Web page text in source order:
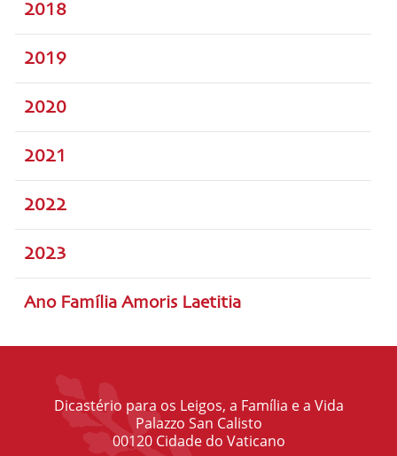
2018
2019
2020
2021
2022
2023
Ano Família Amoris Laetitia
Dicastério para os Leigos, a Família e a Vida
Palazzo San Calisto
00120 Cidade do Vaticano